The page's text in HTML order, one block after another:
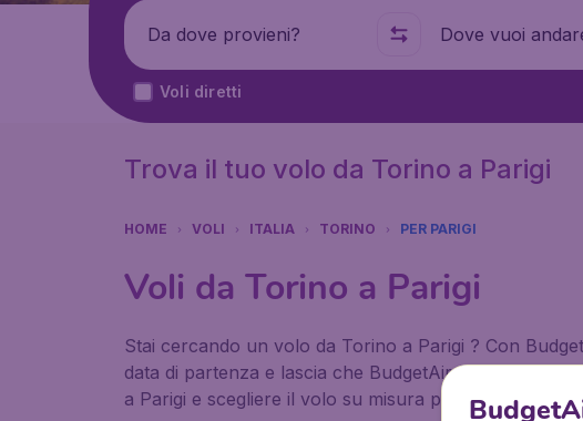
Partenza da Dove
Voli diretti
Trova il tuo volo da Torino a Parigi
HOME VOLI ITALIA TORINO PER PARIGI
Voli da Torino a Parigi
Stai cercando un volo da Torino a Parigi ? Con
data di partenza e lascia che BudgetAir trovi ottime
a Parigi e scegliere il volo su misura per le tue